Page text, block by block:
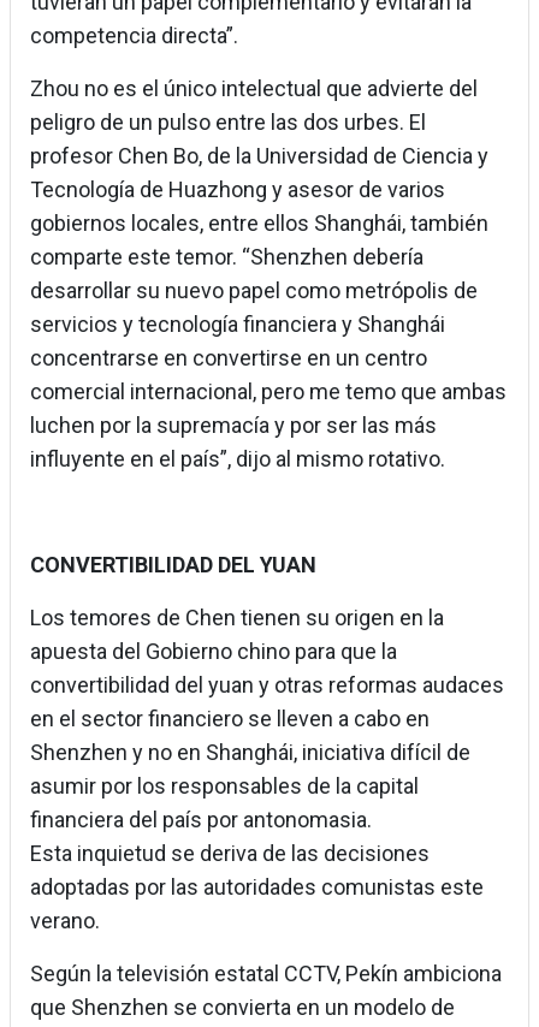
competencia directa”.
Zhou no es el único intelectual que advierte del
peligro de un pulso entre las dos urbes. El
profesor Chen Bo, de la Universidad de Ciencia y
Tecnología de Huazhong y asesor de varios
gobiernos locales, entre ellos Shanghái, también
comparte este temor. “Shenzhen debería
desarrollar su nuevo papel como metrópolis de
servicios y tecnología financiera y Shanghái
concentrarse en convertirse en un centro
comercial internacional, pero me temo que ambas
luchen por la supremacía y por ser las más
influyente en el país”, dijo al mismo rotativo.
CONVERTIBILIDAD DEL YUAN
Los temores de Chen tienen su origen en la
apuesta del Gobierno chino para que la
convertibilidad del yuan y otras reformas audaces
en el sector financiero se lleven a cabo en
Shenzhen y no en Shanghái, iniciativa difícil de
asumir por los responsables de la capital
financiera del país por antonomasia.
Esta inquietud se deriva de las decisiones
adoptadas por las autoridades comunistas este
verano.
Según la televisión estatal CCTV, Pekín ambiciona
que Shenzhen se convierta en un modelo de